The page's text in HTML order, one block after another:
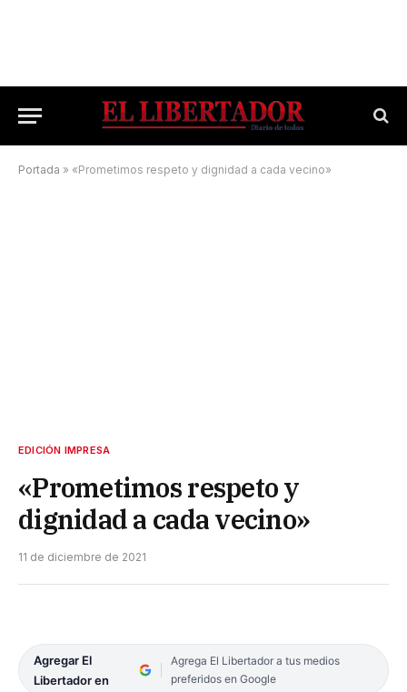
Portada » «Prometimos respeto y dignidad a cada vecino»
EDICIÓN IMPRESA
«Prometimos respeto y
dignidad a cada vecino»
11 de diciembre de 2021
Agregar El
Libertador en
Agrega El Libertador a tus medios
preferidos en Google